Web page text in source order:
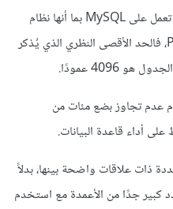
وللتوضيح بشكل دقيق، سأفترض أنك تعمل على MySQL بما أنها نظام
قواعد البيانات الأشهر مع مشاريع PHP، فالحد الأقصى النظري الذي يُذكر
عدم تجاوز بضع مئات من
أداء قاعدة البيانات.
ذات علاقات واضحة بينها، بدلاً
جدًا من الأعمدة مع استخدم